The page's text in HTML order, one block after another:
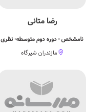
رضا متانی
نامشخص - دوره دوم متوسطه- نظری
مازندران شیرگاه